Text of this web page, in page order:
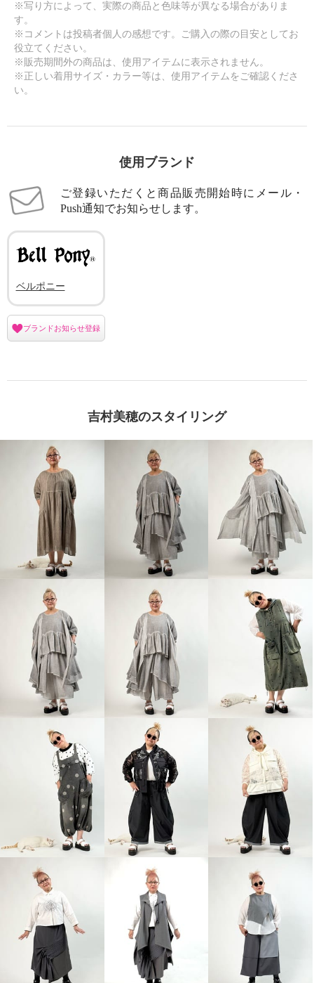
※写り方によって、実際の商品と色味等が異なる場合がありま
す。
※コメントは投稿者個人の感想です。ご購入の際の目安としてお
役立てください。
※販売期間外の商品は、使用アイテムに表示されません。
※正しい着用サイズ・カラー等は、使用アイテムをご確認くださ
い。
使用ブランド
ご登録いただくと商品販売開始時にメール・
Push通知でお知らせします。
ベルポニー
ブランドお知らせ登録
吉村美穂のスタイリング